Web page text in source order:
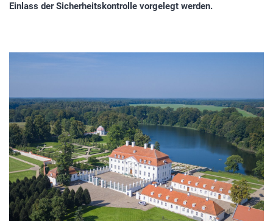
Einlass der Sicherheitskontrolle vorgelegt werden.